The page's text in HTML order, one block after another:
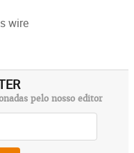
wire
pelo nosso editor